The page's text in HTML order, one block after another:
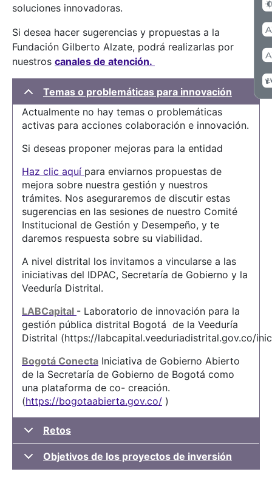
soluciones innovadoras.
Si desea hacer sugerencias y propuestas a la
Fundación Gilberto Alzate, podrá realizarlas por
nuestros canales de atención.
Temas o problemáticas para innovación
Actualmente no hay temas o problemáticas
activas para acciones colaboración e innovación.
Si deseas proponer mejoras para la entidad
Haz clic aquí para enviarnos propuestas de
mejora sobre nuestra gestión y nuestros
trámites. Nos aseguraremos de discutir estas
sugerencias en las sesiones de nuestro Comité
Institucional de Gestión y Desempeño, y te
daremos respuesta sobre su viabilidad.
A nivel distrital los invitamos a vincularse a las
iniciativas del IDPAC, Secretaría de Gobierno y la
Veeduría Distrital.
LABCapital - Laboratorio de innovación para la
gestión pública distrital Bogotá de la Veeduría
Distrital (https://labcapital.veeduriadistrital.gov.co/
Bogotá Conecta Iniciativa de Gobierno Abierto
de la Secretaría de Gobierno de Bogotá como
una plataforma de co- creación.
(https://bogotaabierta.gov.co/ )
Retos
Objetivos de los proyectos de inversión